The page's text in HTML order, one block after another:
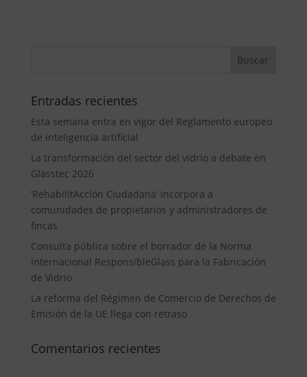
Entradas recientes
Esta semana entra en vigor del Reglamento europeo
de inteligencia artificial
La transformación del sector del vidrio a debate en
Glasstec 2026
‘RehabilitAcción Ciudadana’ incorpora a
comunidades de propietarios y administradores de
fincas
Consulta pública sobre el borrador de la Norma
Internacional ResponsibleGlass para la Fabricación
de Vidrio
La reforma del Régimen de Comercio de Derechos de
Emisión de la UE llega con retraso
Comentarios recientes